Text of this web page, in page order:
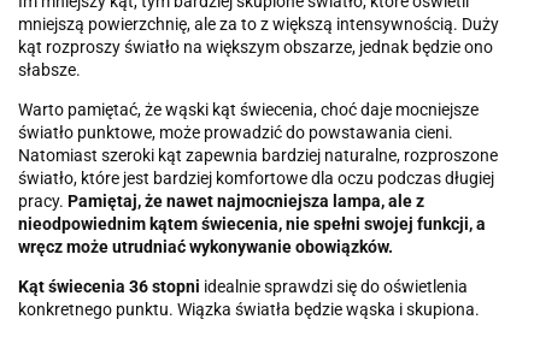
mniejszą powierzchnię, ale za to z większą intensywnością. Duży
kąt rozproszy światło na większym obszarze, jednak będzie ono
słabsze.
Warto pamiętać, że wąski kąt świecenia, choć daje mocniejsze
światło punktowe, może prowadzić do powstawania cieni.
Natomiast szeroki kąt zapewnia bardziej naturalne, rozproszone
światło, które jest bardziej komfortowe dla oczu podczas długiej
pracy. Pamiętaj, że nawet najmocniejsza lampa, ale z
nieodpowiednim kątem świecenia, nie spełni swojej funkcji, a
wręcz może utrudniać wykonywanie obowiązków.
Kąt świecenia 36 stopni idealnie sprawdzi się do oświetlenia
konkretnego punktu. Wiązka światła będzie wąska i skupiona.